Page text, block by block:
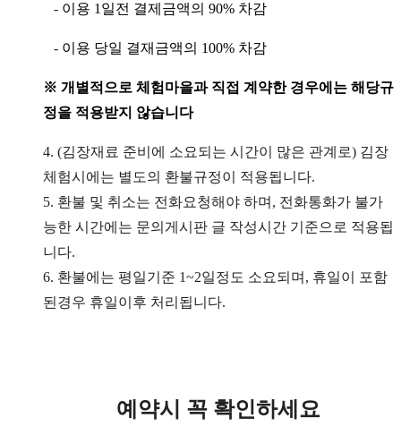
- 이용 1 일전 결제금액의 90% 차감
- 이용 당일 결재금액의 100% 차감
※ 개별적으로 체험마을과 직접 계약한 경우에는 해당규
정을 적용받지 않습니다
4. (김장재료 준비에 소요되는 시간이 많은 관계로) 김장
체험시에는 별도의 환불규정이 적용됩니다.
5. 환불 및 취소는 전화요청해야 하며, 전화통화가 불가
능한 시간에는 문의게시판 글 작성시간 기준으로 적용됩
니다.
6. 환불에는 평일기준 1~2일정도 소요되며, 휴일이 포함
된경우 휴일이후 처리됩니다.
예약시 꼭 확인하세요